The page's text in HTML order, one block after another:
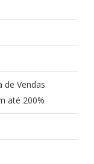
de Vendas
até 200%